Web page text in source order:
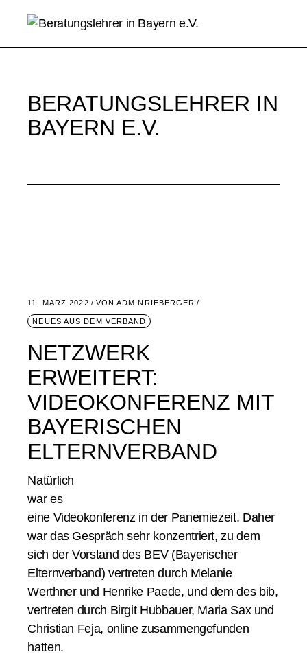
BERATUNGSLEHRER IN
BAYERN E.V.
11. MÄRZ 2022 VON ADMINRIEBERGER
NEUES AUS DEM VERBAND
NETZWERK
ERWEITERT:
VIDEOKONFERENZ MIT
BAYERISCHEN
ELTERNVERBAND
Natürlich
war es
eine Videokonferenz in der Panemiezeit. Daher
war das Gespräch sehr konzentriert, zu dem
sich der Vorstand des BEV (Bayerischer
Elternverband) vertreten durch Melanie
Werthner und Henrike Paede, und dem des bib,
vertreten durch Birgit Hubbauer, Maria Sax und
Christian Feja, online zusammengefunden
hatten.